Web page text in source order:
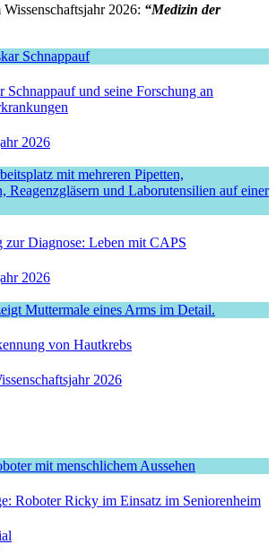
2026: “Medizin der
Schnappauf und seine Forschung an
2026
zur Diagnose: Leben mit CAPS
2026
von Hautkrebs
2026
Roboter Ricky im Einsatz im Seniorenheim